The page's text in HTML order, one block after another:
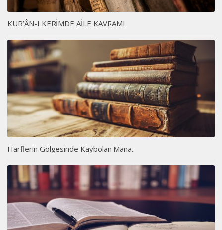
KUR’ÂN-I KERİMDE AİLE KAVRAMI
Harflerin Gölgesinde Kaybolan Mana..